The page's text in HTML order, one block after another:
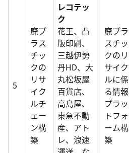
5
廃プ
ラス
チッ
クの
リサ
イク
ルチ
ェー
ン構
築
レコテッ
ク
花王、凸
版印刷、
三越伊勢
丹HD、大
丸松坂屋
百貨店、
高島屋、
東急不動
産、アト
レ、浪速
廃プラ
スチッ
クのリ
サイク
ルに係
る情報
プラッ
トフォ
ーム構
築